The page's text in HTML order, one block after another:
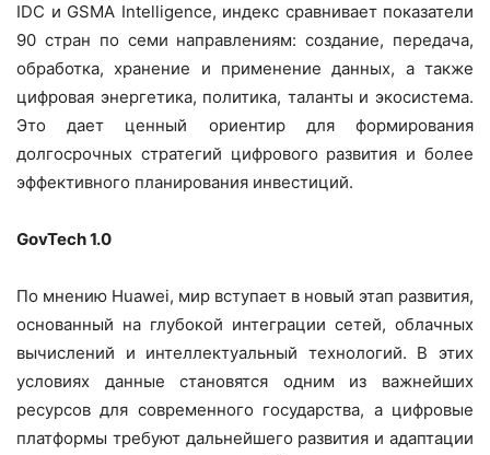
IDC и GSMA Intelligence, индекс сравнивает показатели
90 стран по семи направлениям: создание, передача,
обработка, хранение и применение данных, а также
цифровая энергетика, политика, таланты и экосистема.
Это дает ценный ориентир для формирования
долгосрочных стратегий цифрового развития и более
эффективного планирования инвестиций.
GovTech 1.0
По мнению Huawei, мир вступает в новый этап развития,
основанный на глубокой интеграции сетей, облачных
вычислений и интеллектуальный технологий. В этих
условиях данные становятся одним из важнейших
ресурсов для современного государства, а цифровые
платформы требуют дальнейшего развития и адаптации